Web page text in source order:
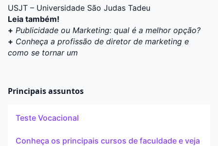
USJT – Universidade São Judas Tadeu
Leia também!
+ Publicidade ou Marketing: qual é a melhor opção?
+ Conheça a profissão de diretor de marketing e
como se tornar um
Principais assuntos
Teste Vocacional
Conheça os principais cursos de faculdade e veja